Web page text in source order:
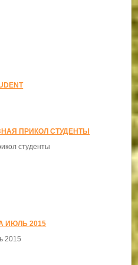
ПРИКОЛ СТУДЕНТЫ
студенты
ИЮЛЬ 2015
2015